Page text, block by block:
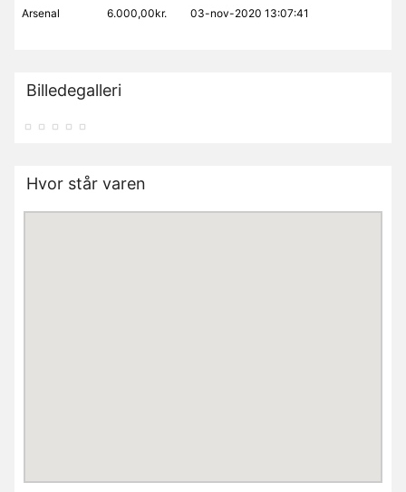
Arsenal 6.000,00kr. 03-nov-2020 13:07:41
Billedegalleri
Hvor står varen